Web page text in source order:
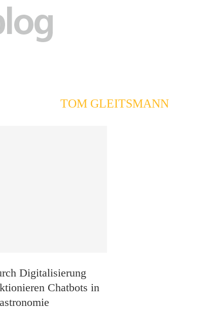
TOM GLEITSMANN
Digitalisierung
Chatbots in